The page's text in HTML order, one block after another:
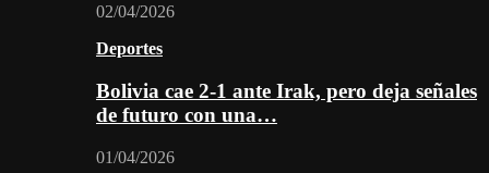
02/04/2026
Deportes
Bolivia cae 2-1 ante Irak, pero deja señales
de futuro con una…
01/04/2026